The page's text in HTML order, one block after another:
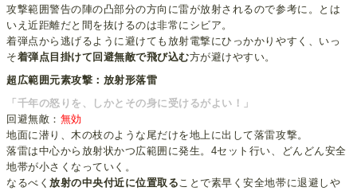
攻撃範囲警告の陣の凸部分の方向に雷が放射されるので参考に。とは
いえ近距離だと間を抜けるのは非常にシビア。
着弾点から逃げるように避けても放射電撃にひっかかりやすく、いっ
そ着弾点目掛けて回避無敵で飛び込む方が避けやすい。
超広範囲元素攻撃：放射形落雷
「千年の怒りを、しかとその身に受けるがよい！」
回避無敵： 無効
地面に潜り、木の枝のような尾だけを地上に出して落雷攻撃。
落雷は中心から放射状かつ広範囲に発生。4セット行い、どんどん安全
地帯が小さくなっていく。
なるべく放射の中央付近に位置取る ことで素早く安全地帯に退避しや